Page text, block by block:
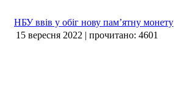
НБУ ввів у обіг нову пам’ятну монету
15 вересня 2022 | прочитано: 4601